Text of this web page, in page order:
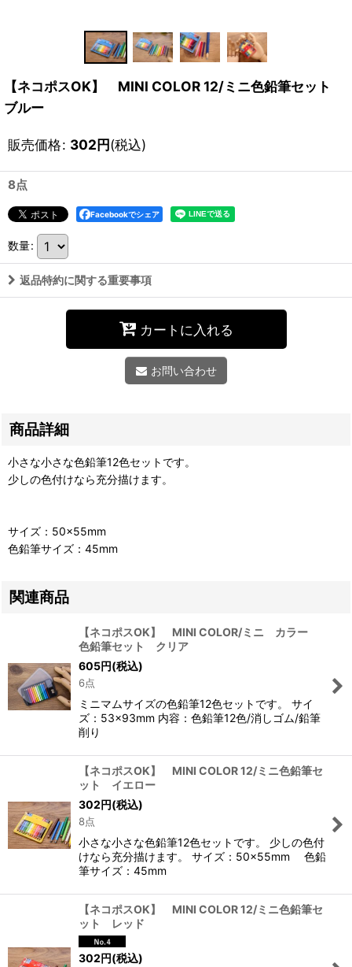
【ネコポスOK】 MINI COLOR 12/ミニ色鉛筆セット
ブルー
販売価格: 302円(税込)
8点
Facebookでシェア
数量:
返品特約に関する重要事項
カートに入れる
お問い合わせ
商品詳細
小さな小さな色鉛筆12色セットです。
少しの色付けなら充分描けます。
サイズ：50×55mm
色鉛筆サイズ：45mm
関連商品
【ネコポスOK】 MINI COLOR/ミニ カラー
色鉛筆セット クリア
605円(税込)
6点
ミニマムサイズの色鉛筆12色セットです。 サイ
ズ：53×93mm 内容：色鉛筆12色/消しゴム/鉛筆
削り
【ネコポスOK】 MINI COLOR 12/ミニ色鉛筆セ
ット イエロー
302円(税込)
8点
小さな小さな色鉛筆12色セットです。 少しの色付
けなら充分描けます。 サイズ：50×55mm 色鉛
筆サイズ：45mm
【ネコポスOK】 MINI COLOR 12/ミニ色鉛筆セ
ット レッド
302円(税込)